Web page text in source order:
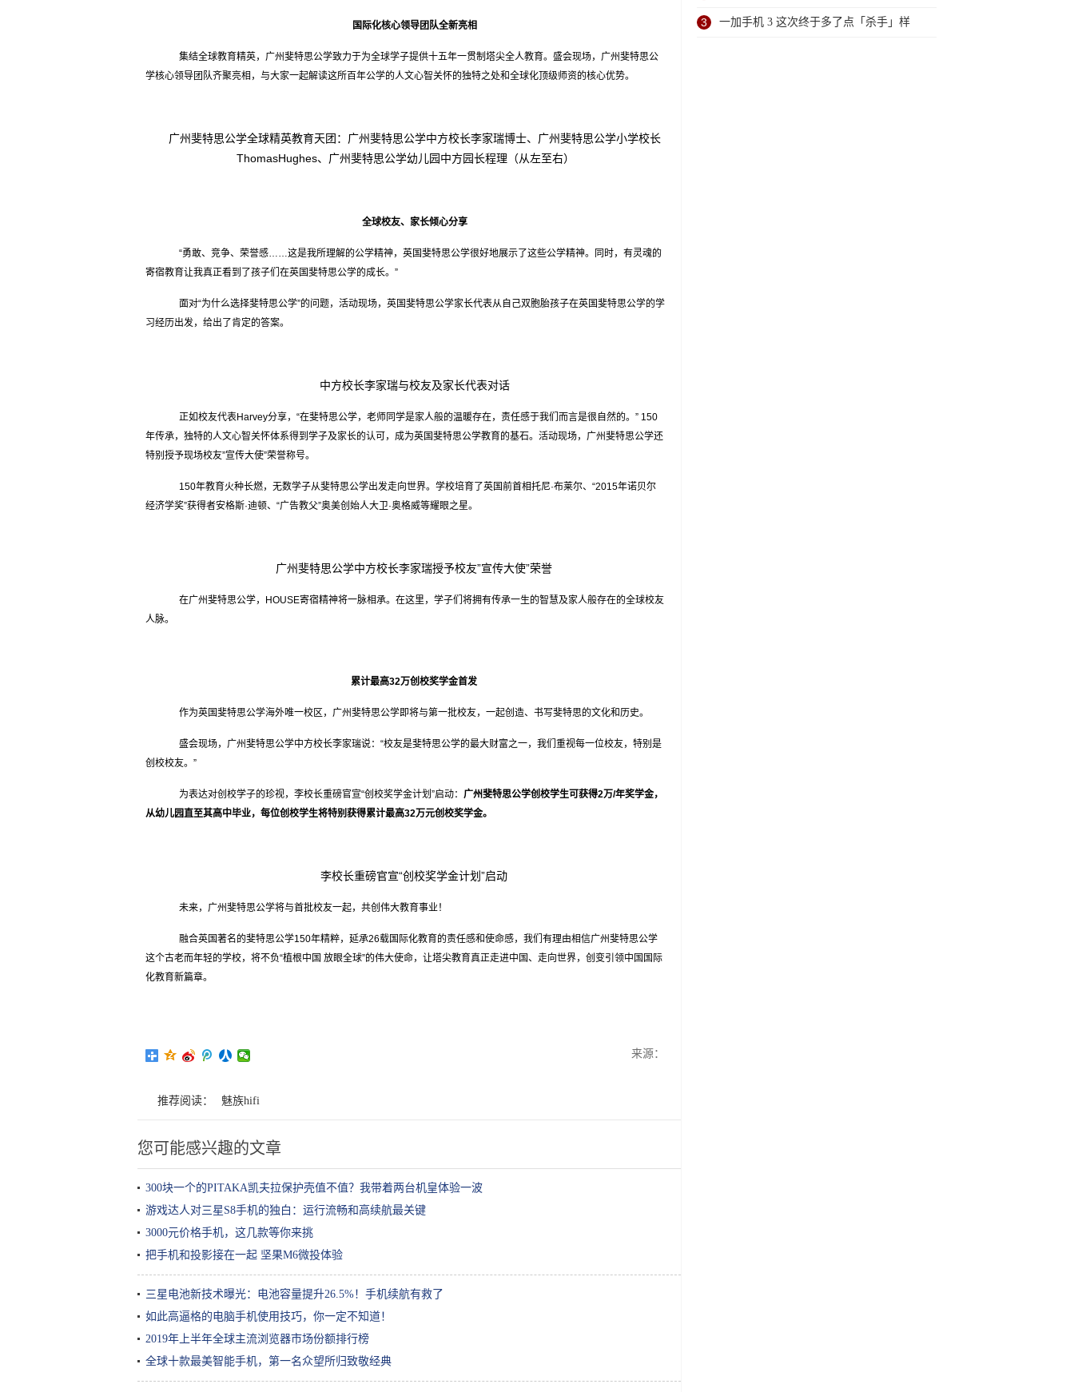
国际化核心领导团队全新亮相
集结全球教育精英，广州斐特思公学致力于为全球学子提供十五年一贯制塔尖全人教育。盛会现场，广州斐特思公
学核心领导团队齐聚亮相，与大家一起解读这所百年公学的人文心智关怀的独特之处和全球化顶级师资的核心优势。
广州斐特思公学全球精英教育天团：广州斐特思公学中方校长李家瑞博士、广州斐特思公学小学校长
ThomasHughes、广州斐特思公学幼儿园中方园长程理（从左至右）
全球校友、家长倾心分享
“勇敢、竞争、荣誉感……这是我所理解的公学精神，英国斐特思公学很好地展示了这些公学精神。同时，有灵魂的
寄宿教育让我真正看到了孩子们在英国斐特思公学的成长。”
面对“为什么选择斐特思公学”的问题，活动现场，英国斐特思公学家长代表从自己双胞胎孩子在英国斐特思公学的学
习经历出发，给出了肯定的答案。
中方校长李家瑞与校友及家长代表对话
正如校友代表Harvey分享，“在斐特思公学，老师同学是家人般的温暖存在，责任感于我们而言是很自然的。” 150
年传承，独特的人文心智关怀体系得到学子及家长的认可，成为英国斐特思公学教育的基石。活动现场，广州斐特思公学还
特别授予现场校友”宣传大使”荣誉称号。
150年教育火种长燃，无数学子从斐特思公学出发走向世界。学校培育了英国前首相托尼·布莱尔、“2015年诺贝尔
经济学奖”获得者安格斯·迪顿、“广告教父”奥美创始人大卫·奥格威等耀眼之星。
广州斐特思公学中方校长李家瑞授予校友”宣传大使”荣誉
在广州斐特思公学，HOUSE寄宿精神将一脉相承。在这里，学子们将拥有传承一生的智慧及家人般存在的全球校友
人脉。
累计最高32万创校奖学金首发
作为英国斐特思公学海外唯一校区，广州斐特思公学即将与第一批校友，一起创造、书写斐特思的文化和历史。
盛会现场，广州斐特思公学中方校长李家瑞说：“校友是斐特思公学的最大财富之一，我们重视每一位校友，特别是
创校校友。”
为表达对创校学子的珍视，李校长重磅官宣“创校奖学金计划”启动： 广州斐特思公学创校学生可获得2万/年奖学金，
从幼儿园直至其高中毕业，每位创校学生将特别获得累计最高32万元创校奖学金。
李校长重磅官宣“创校奖学金计划”启动
未来，广州斐特思公学将与首批校友一起，共创伟大教育事业！
融合英国著名的斐特思公学150年精粹，延承26载国际化教育的责任感和使命感，我们有理由相信广州斐特思公学
这个古老而年轻的学校，将不负“植根中国 放眼全球”的伟大使命，让塔尖教育真正走进中国、走向世界，创变引领中国国际
化教育新篇章。
来源：
推荐阅读： 魅族hifi
您可能感兴趣的文章
300块一个的PITAKA凯夫拉保护壳值不值？我带着两台机皇体验一波
游戏达人对三星S8手机的独白：运行流畅和高续航最关键
3000元价格手机，这几款等你来挑
把手机和投影接在一起 坚果M6微投体验
三星电池新技术曝光：电池容量提升26.5%！手机续航有救了
如此高逼格的电脑手机使用技巧，你一定不知道！
2019年上半年全球主流浏览器市场份额排行榜
全球十款最美智能手机，第一名众望所归致敬经典
妙招
3 一加手机 3 这次终于多了点「杀手」样